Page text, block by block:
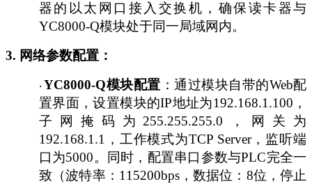
器的以太网口接入交换机，确保读卡器与
YC8000-Q模块处于同一局域网内。
3. 网络参数配置：
· YC8000-Q模块配置 ：通过模块自带的Web配
置界面，设置模块的IP地址为192.168.1.100，
子网掩码为255.255.255.0，网关为
192.168.1.1，工作模式为TCP Server，监听端
口为5000。同时，配置串口参数与PLC完全一
致（波特率：115200bps，数据位：8位，停止